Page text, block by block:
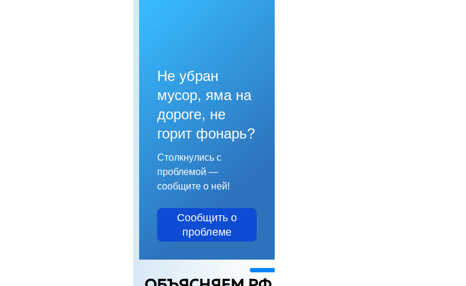
Не убран
мусор, яма на
дороге, не
горит фонарь?
Столкнулись с
проблемой —
сообщите о ней!
Сообщить о
проблеме